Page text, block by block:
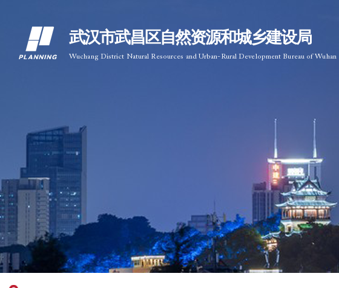
武汉市武昌区自然资源和城乡建设局
Wuchang District Natural Resources and Urban-Rural Development Bureau of Wuhan